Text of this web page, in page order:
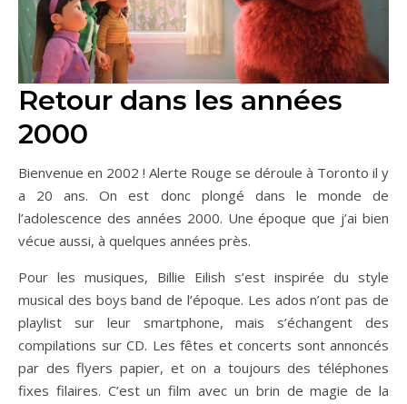
Retour dans les années
2000
Bienvenue en 2002 ! Alerte Rouge se déroule à Toronto il y
a 20 ans. On est donc plongé dans le monde de
l’adolescence des années 2000. Une époque que j’ai bien
vécue aussi, à quelques années près.
Pour les musiques, Billie Eilish s’est inspirée du style
musical des boys band de l’époque. Les ados n’ont pas de
playlist sur leur smartphone, mais s’échangent des
compilations sur CD. Les fêtes et concerts sont annoncés
par des flyers papier, et on a toujours des téléphones
fixes filaires. C’est un film avec un brin de magie de la